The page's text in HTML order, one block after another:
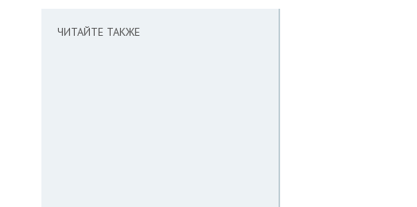
ЧИТАЙТЕ ТАКЖЕ